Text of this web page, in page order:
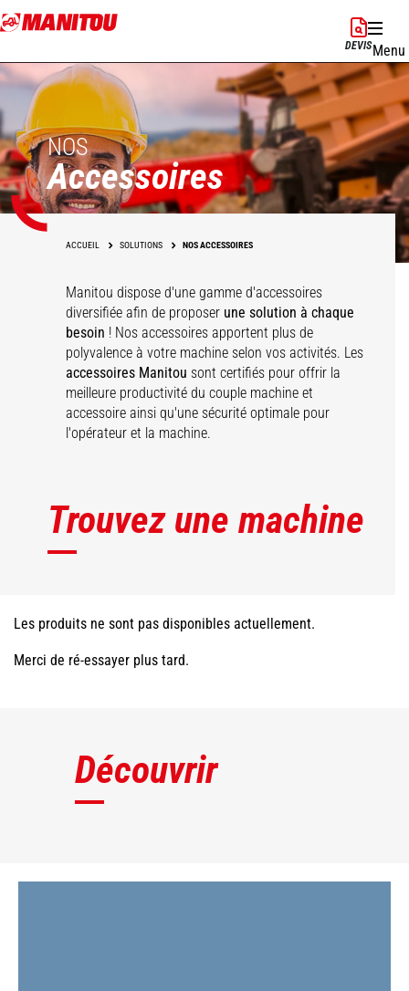
Aller
au
principal
DEVISMenu
NOS
Accessoires
ACCUEIL SOLUTIONS NOS ACCESSOIRES
Manitou dispose d'une gamme d'accessoires
diversifiée afin de proposer une solution à chaque
besoin ! Nos accessoires apportent plus de
polyvalence à votre machine selon vos activités. Les
accessoires Manitou sont certifiés pour offrir la
meilleure productivité du couple machine et
accessoire ainsi qu'une sécurité optimale pour
l'opérateur et la machine.
Trouvez une machine
Les produits ne sont pas disponibles actuellement.
Merci de ré-essayer plus tard.
Découvrir